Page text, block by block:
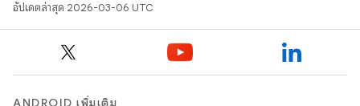
อัปเดตล่าสุด 2026-03-06 UTC
ANDROID เพิ่มเติม